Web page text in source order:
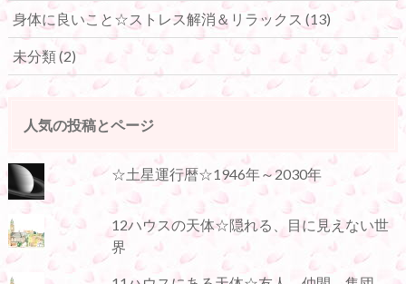
身体に良いこと☆ストレス解消＆リラックス (13)
未分類(2)
人気の投稿とページ
☆土星運行暦☆1946年～2030年
12ハウスの天体☆隠れる、目に見えない世
界